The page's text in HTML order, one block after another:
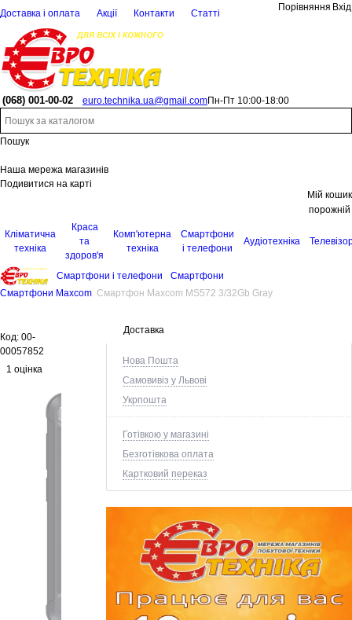
Доставка і оплата Акції Контакти Статті
Порівняння Вхід
(068) 001-00-02 euro.technika.ua@gmail.comПн-Пт 10:00-18:00
Пошук
Наша мережа магазинів
Подивитися на карті
Мій кошик
порожній
Кліматична
техніка
Краса
та
здоров'я
Комп'ютерна
техніка
Смартфони
і телефони
Аудіотехніка
Смартфони і телефони
Смартфони
Смартфони Maxcom Смартфон Maxcom MS572 3/32Gb Gray
Доставка
Нова Пошта
Самовивіз у Львові
Укрпошта
Готівкою у магазині
Безготівкова оплата
Картковий переказ
Код: 00-
00057852
1 оцінка